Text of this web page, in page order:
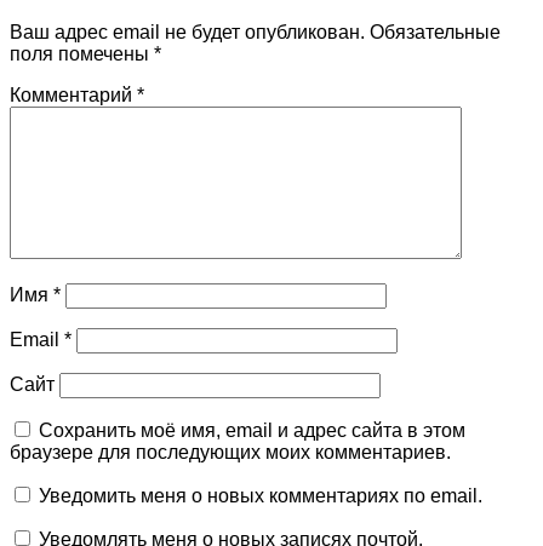
Ваш адрес email не будет опубликован. Обязательные
поля помечены *
Комментарий *
Имя *
Email *
Сайт
Сохранить моё имя, email и адрес сайта в этом
браузере для последующих моих комментариев.
Уведомить меня о новых комментариях по email.
Уведомлять меня о новых записях почтой.